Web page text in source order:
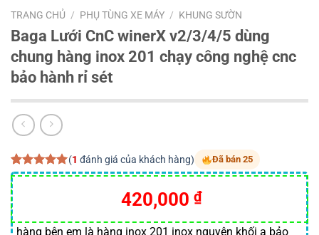
TRANG CHỦ / PHỤ TÙNG XE MÁY / KHUNG SƯỜN
Baga Lưới CnC winerX v2/3/4/5 dùng
chung hàng inox 201 chạy công nghệ cnc
bảo hành rỉ sét
5.00trên 5
dựa trên
1
đánh giá
(1 đánh giá của khách hàng) Đã bán 25
420,000 ₫
hàng bên em là hàng inox 201 inox nguyên khối ạ bảo